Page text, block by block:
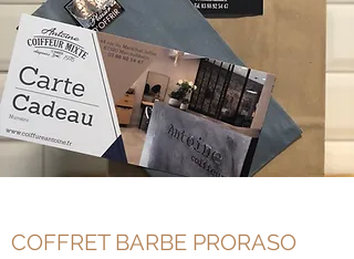
COFFRET BARBE PRORASO